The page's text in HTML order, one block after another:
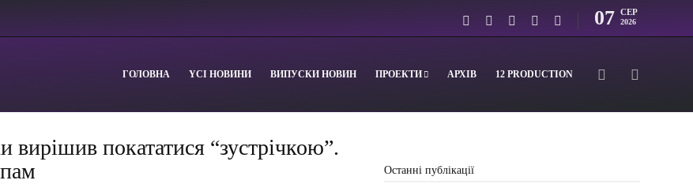
07 СЕР
2026
ГОЛОВНА YСІ НОВИНИ ВИПУСКИ НОВИН ПРОЕКТИ АРХІВ 12 PRODUCTION
покататися “зустрічкою”.
Останні публікації